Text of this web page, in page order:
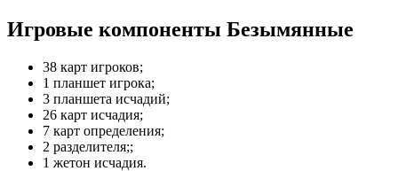
Игровые компоненты Безымянные
38 карт игроков;
1 планшет игрока;
3 планшета исчадий;
26 карт исчадия;
7 карт определения;
2 разделителя;;
1 жетон исчадия.